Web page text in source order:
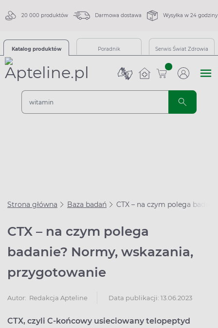
20 000 produktów Darmowa dostawa Wysyłka w 24 godziny
Katalog produktów Poradnik Serwis Świat Zdrowia
sztuk
Strona główna Baza badań CTX – na czym polega
CTX – na czym polega
badanie? Normy, wskazania,
przygotowanie
Autor: Redakcja Apteline Data publikacji: 13.06.2023
CTX, czyli C-końcowy usieciowany telopeptyd